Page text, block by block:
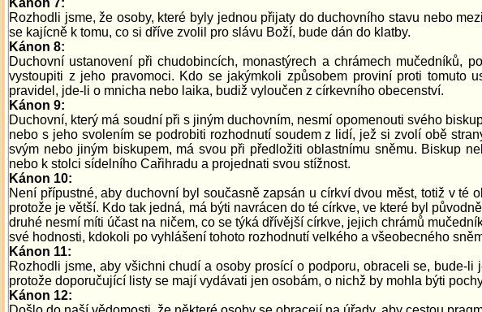
Kánon 7:
Rozhodli jsme, že osoby, které byly jednou přijaty do duchovního stavu nebo
se kajícně k tomu, co si dříve zvolil pro slávu Boží, bude dán do klatby.
Kánon 8:
Duchovní ustanovení při chudobincích, monastýrech a chrámech mučedníků,
vystoupiti z jeho pravomoci. Kdo se jakýmkoli způsobem proviní proti tomuto
pravidel, jde-li o mnicha nebo laika, budiž vyloučen z církevního obecenství.
Kánon 9:
Duchovní, který má soudní při s jiným duchovním, nesmí opomenouti svého
nebo s jeho svolením se podrobiti rozhodnutí soudem z lidí, jež si zvolí obě
svým nebo jiným biskupem, má svou při předložiti oblastnímu sněmu. Biskup
nebo k stolci sídelního Cařihradu a projednati svou stížnost.
Kánon 10:
Není přípustné, aby duchovní byl současně zapsán u církví dvou měst, totiž v
protože je větší. Kdo tak jedná, má býti navrácen do té církve, ve které byl
druhé nesmí míti účast na ničem, co se týká dřívější církve, jejich chrámů
své hodnosti, kdokoli po vyhlášení tohoto rozhodnutí velkého a všeobecného
Kánon 11:
Rozhodli jsme, aby všichni chudí a osoby prosící o podporu, obraceli se,
protože doporučující listy se mají vydávati jen osobám, o nichž by mohla býti
Kánon 12: